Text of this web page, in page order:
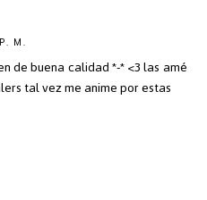
M.
de buena calidad *-* <3 las amé
tal vez me anime por estas